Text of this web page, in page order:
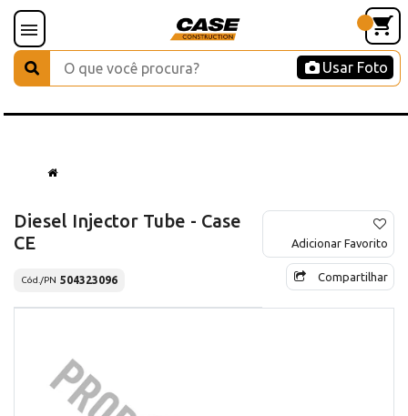
Usar Foto
Diesel Injector Tube - Case
CE
Cód./PN 504323096
Adicionar Favorito
Compartilhar